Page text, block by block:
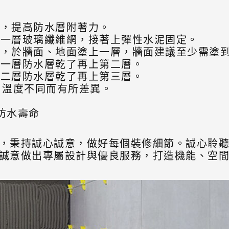
提高防水層附著力。
層玻璃纖維網，接著上彈性水泥固定。
於牆面、地面塗上一層，牆面建議至少需塗
層防水層乾了再上第二層。
層防水層乾了再上第三層。
度不同而有所差異。
水壽命
秉持誠心誠意，做好每個裝修細節。誠心聆
意做出專屬設計與優良服務，打造機能、空